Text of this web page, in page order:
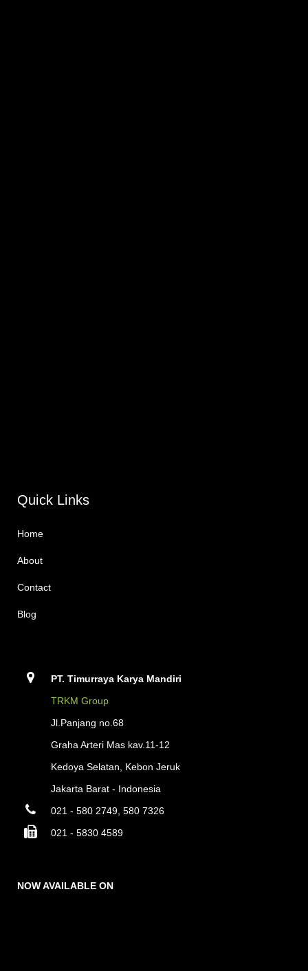
Quick Links
Home
About
Contact
Blog
PT. Timurraya Karya Mandiri
TRKM Group
Jl.Panjang no.68
Graha Arteri Mas kav.11-12
Kedoya Selatan, Kebon Jeruk
Jakarta Barat - Indonesia
021 - 580 2749, 580 7326
021 - 5830 4589
NOW AVAILABLE ON